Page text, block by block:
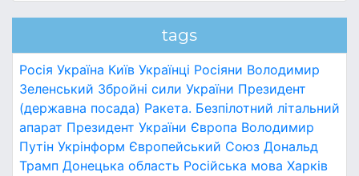
tags
Росія Україна Київ Українці Росіяни Володимир
Зеленський Збройні сили України Президент
(державна посада) Ракета. Безпілотний літальний
апарат Президент України Європа Володимир
Путін Укрінформ Європейський Союз Дональд
Трамп Донецька область Російська мова Харків